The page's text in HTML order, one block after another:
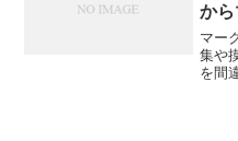
か
挑
マー
集や
を間